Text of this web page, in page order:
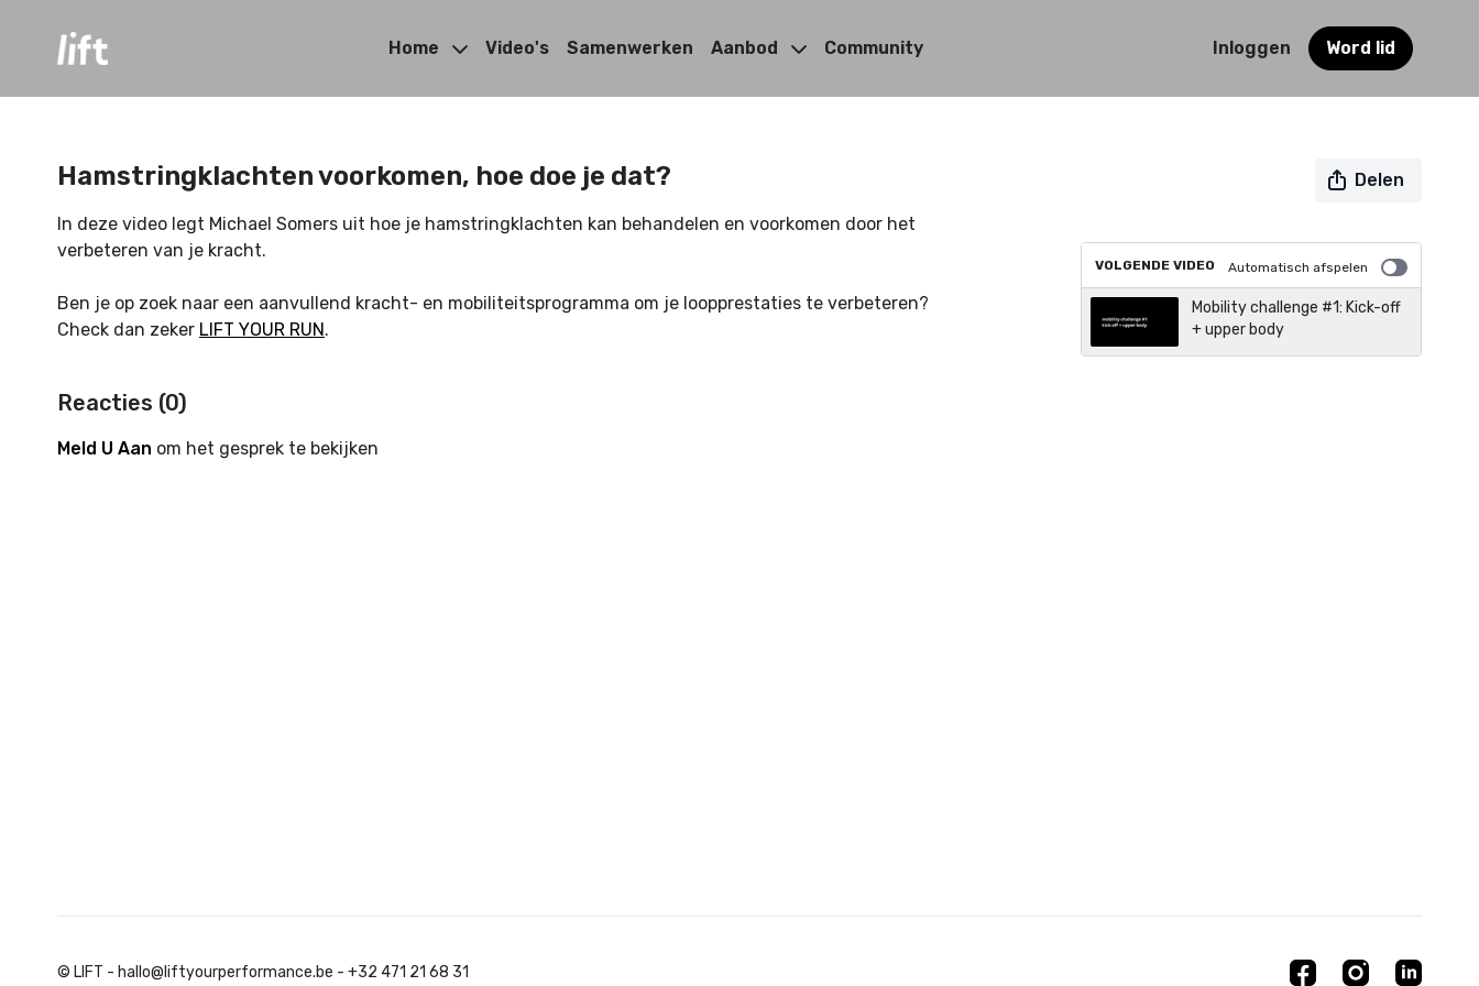
Home Video's Samenwerken Aanbod Community Inloggen Word lid
Hamstringklachten voorkomen, hoe doe je dat? Delen
In deze video legt Michael Somers uit hoe je hamstringklachten kan behandelen en voorkomen door het
verbeteren van je kracht.
Ben je op zoek naar een aanvullend kracht- en mobiliteitsprogramma om je loopprestaties te verbeteren?
Check dan zeker LIFT YOUR RUN.
Reacties (0)
Meld U Aan om het gesprek te bekijken
VOLGENDE VIDEO Automatisch afspelen
Mobility challenge #1: Kick-off
+ upper body
© LIFT - hallo@liftyourperformance.be - +32 471 21 68 31